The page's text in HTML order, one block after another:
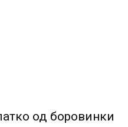
од боровинки